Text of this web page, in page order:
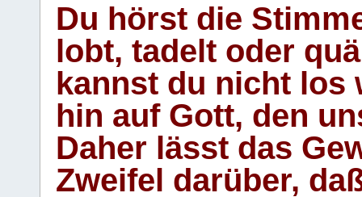
Du hörst die
lobt, tadelt oder
kannst du nicht los
hin auf Gott, den
Daher lässt das
Zweifel darüber,